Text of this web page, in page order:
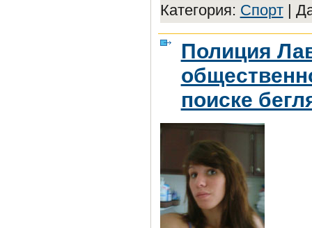
Категория: Спорт|
Полиция
поиске